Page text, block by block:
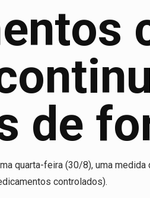
de
quarta-feira (30/8), uma
controlados).